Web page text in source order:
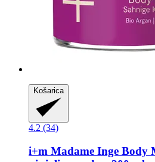
Košarica
4.2 (34)
i+m Madame Inge Body